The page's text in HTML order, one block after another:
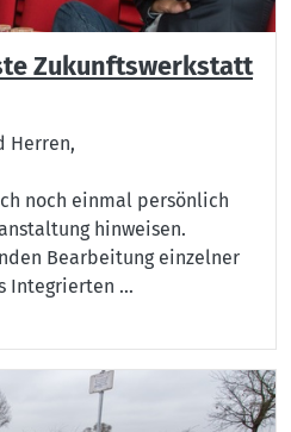
Zukunftswerkstatt
Herren,
noch einmal persönlich
hinweisen.
Bearbeitung einzelner
Integrierten ...